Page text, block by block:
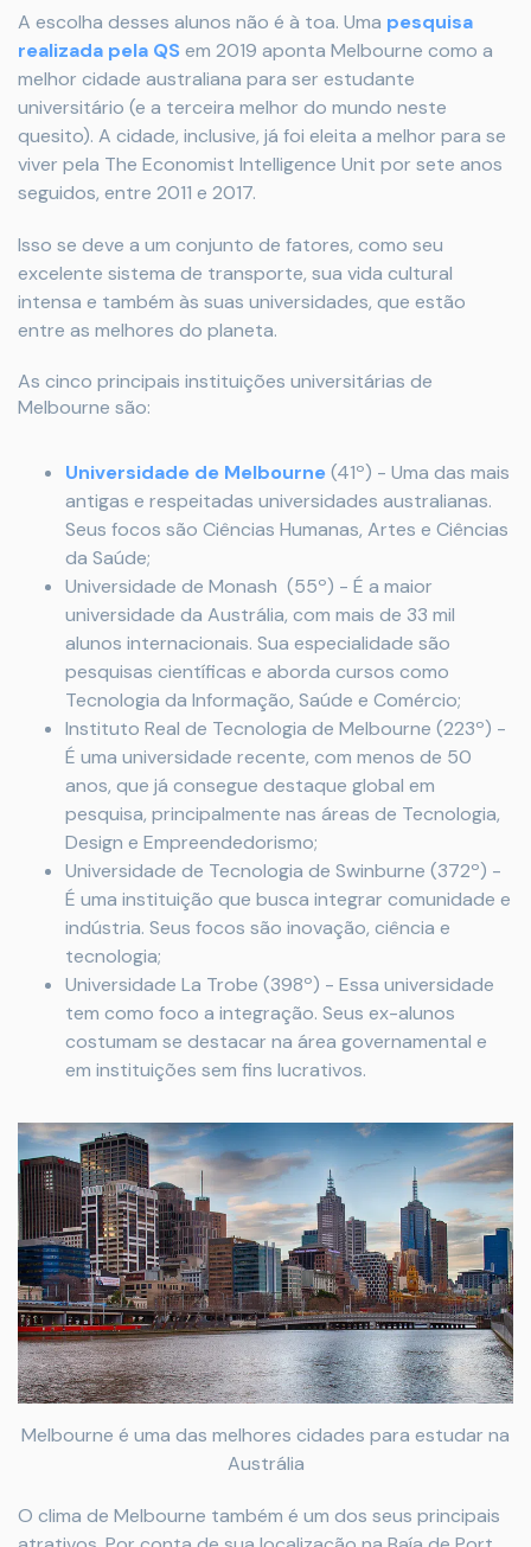
A escolha desses alunos não é à toa. Uma pesquisa
realizada pela QS em 2019 aponta Melbourne como a
melhor cidade australiana para ser estudante
universitário (e a terceira melhor do mundo neste
quesito). A cidade, inclusive, já foi eleita a melhor para se
viver pela The Economist Intelligence Unit por sete anos
seguidos, entre 2011 e 2017.
Isso se deve a um conjunto de fatores, como seu
excelente sistema de transporte, sua vida cultural
intensa e também às suas universidades, que estão
entre as melhores do planeta.
As cinco principais instituições universitárias de
Melbourne são:
Universidade de Melbourne(41º) - Uma das mais
antigas e respeitadas universidades australianas.
Seus focos são Ciências Humanas, Artes e Ciências
da Saúde;
Universidade de Monash (55º) - É a maior
universidade da Austrália, com mais de 33 mil
alunos internacionais. Sua especialidade são
pesquisas científicas e aborda cursos como
Tecnologia da Informação, Saúde e Comércio;
Instituto Real de Tecnologia de Melbourne (223º) -
É uma universidade recente, com menos de 50
anos, que já consegue destaque global em
pesquisa, principalmente nas áreas de Tecnologia,
Design e Empreendedorismo;
Universidade de Tecnologia de Swinburne (372º) -
É uma instituição que busca integrar comunidade e
indústria. Seus focos são inovação, ciência e
tecnologia;
Universidade La Trobe (398º) - Essa universidade
tem como foco a integração. Seus ex-alunos
costumam se destacar na área governamental e
em instituições sem fins lucrativos.
Melbourne é uma das melhores cidades para estudar na
Austrália
O clima de Melbourne também é um dos seus principais